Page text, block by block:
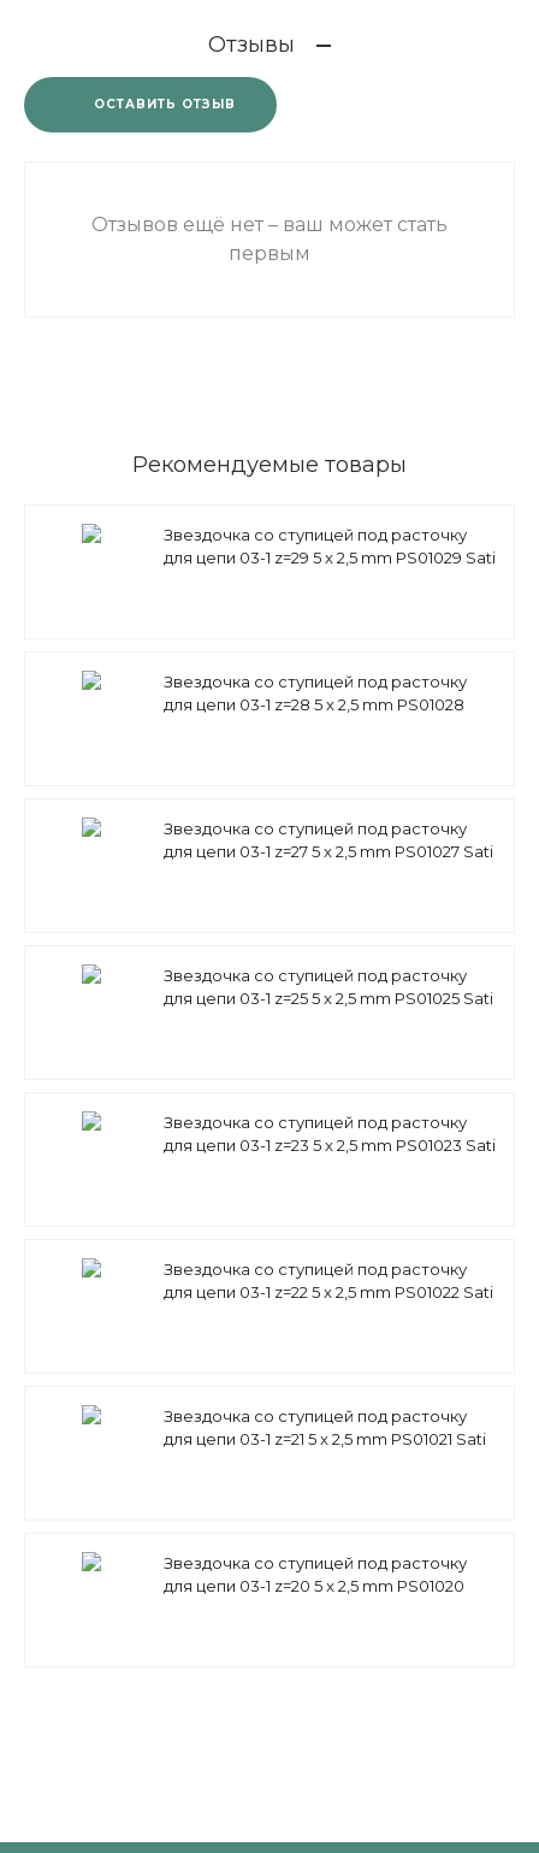
Отзывы
ОСТАВИТЬ ОТЗЫВ
Отзывов ещё нет – ваш может стать
первым
Рекомендуемые товары
Звездочка со ступицей под расточку
для цепи 03-1 z=29 5 x 2,5 mm PS01029 Sati
Звездочка со ступицей под расточку
для цепи 03-1 z=28 5 x 2,5 mm PS01028
Звездочка со ступицей под расточку
для цепи 03-1 z=27 5 x 2,5 mm PS01027 Sati
Звездочка со ступицей под расточку
для цепи 03-1 z=25 5 x 2,5 mm PS01025 Sati
Звездочка со ступицей под расточку
для цепи 03-1 z=23 5 x 2,5 mm PS01023 Sati
Звездочка со ступицей под расточку
для цепи 03-1 z=22 5 x 2,5 mm PS01022 Sati
Звездочка со ступицей под расточку
для цепи 03-1 z=21 5 x 2,5 mm PS01021 Sati
Звездочка со ступицей под расточку
для цепи 03-1 z=20 5 x 2,5 mm PS01020